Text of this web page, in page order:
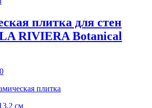
плитка для стен
RIVIERA Botanical
плитка
см